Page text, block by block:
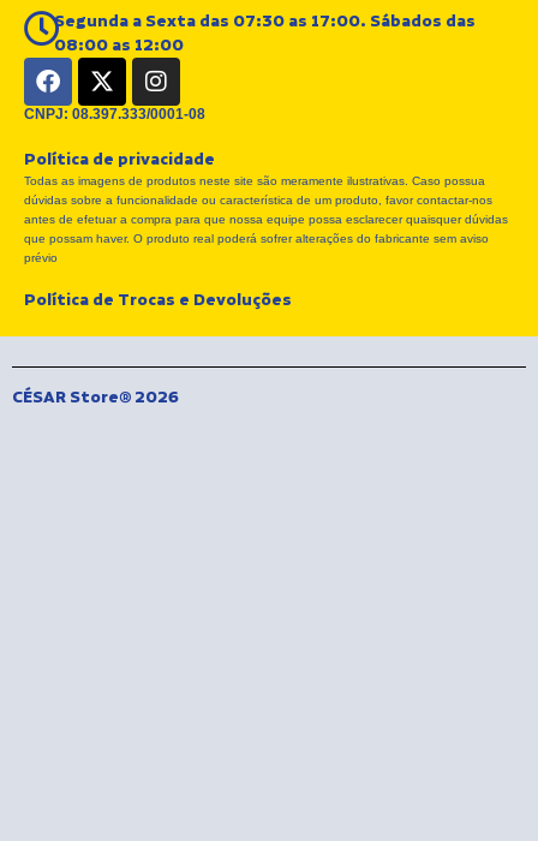
Segunda a Sexta das 07:30 as 17:00. Sábados das
08:00 as 12:00
F
a
c
b
o
o
k
X
-
t
i
t
t
e
I
n
s
a
g
r
a
CNPJ: 08.397.333/0001-08
Política de privacidade
Todas as imagens de produtos neste site são meramente ilustrativas. Caso possua
dúvidas sobre a funcionalidade ou característica de um produto, favor contactar-nos
antes de efetuar a compra para que nossa equipe possa esclarecer quaisquer dúvidas
que possam haver. O produto real poderá sofrer alterações do fabricante sem aviso
prévio
Política de Trocas e Devoluções
CÉSAR Store® 2026